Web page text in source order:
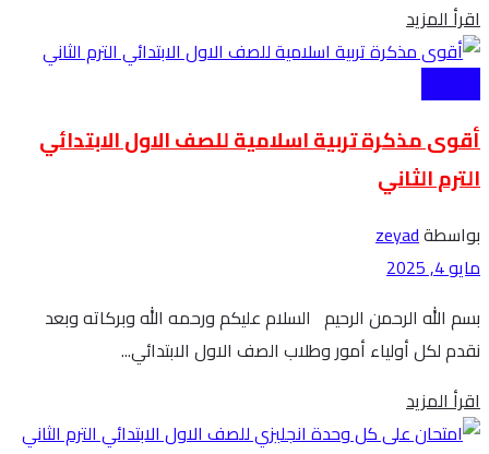
اقرأ المزيدDetails
أقوى مذكرة تربية اسلامية للصف الاول الابتدائي
الترم الثاني
بواسطة zeyad
مايو 4, 2025
بسم الله الرحمن الرحيم السلام عليكم ورحمه الله وبركاته وبعد
نقدم لكل أولياء أمور وطلاب الصف الاول الابتدائي...
اقرأ المزيدDetails